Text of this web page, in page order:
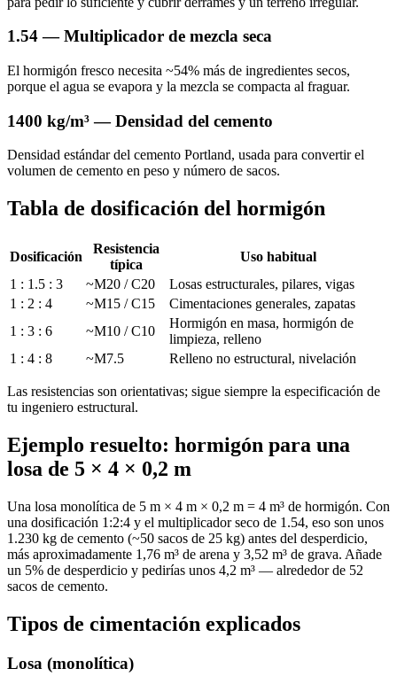
1.54 — Multiplicador de mezcla seca
El hormigón fresco necesita ~54% más de ingredientes secos,
porque el agua se evapora y la mezcla se compacta al fraguar.
1400 kg/m³ — Densidad del cemento
Densidad estándar del cemento Portland, usada para convertir el
volumen de cemento en peso y número de sacos.
Tabla de dosificación del hormigón
Dosificación
Resistencia
típica
Uso habitual
1 : 1.5 : 3
~M20 / C20
Losas estructurales, pilares, vigas
1 : 2 : 4
~M15 / C15
Cimentaciones generales, zapatas
1 : 3 : 6
~M10 / C10
Hormigón en masa, hormigón de
limpieza, relleno
1 : 4 : 8
~M7.5 Relleno no estructural, nivelación
Las resistencias son orientativas; sigue siempre la especificación de
tu ingeniero estructural.
Ejemplo resuelto: hormigón para una
losa de 5 × 4 × 0,2 m
Una losa monolítica de 5 m × 4 m × 0,2 m = 4 m³ de hormigón. Con
una dosificación 1:2:4 y el multiplicador seco de 1.54, eso son unos
1.230 kg de cemento (~50 sacos de 25 kg) antes del desperdicio,
más aproximadamente 1,76 m³ de arena y 3,52 m³ de grava. Añade
un 5% de desperdicio y pedirías unos 4,2 m³ — alrededor de 52
sacos de cemento.
Tipos de cimentación explicados
Losa (monolítica)